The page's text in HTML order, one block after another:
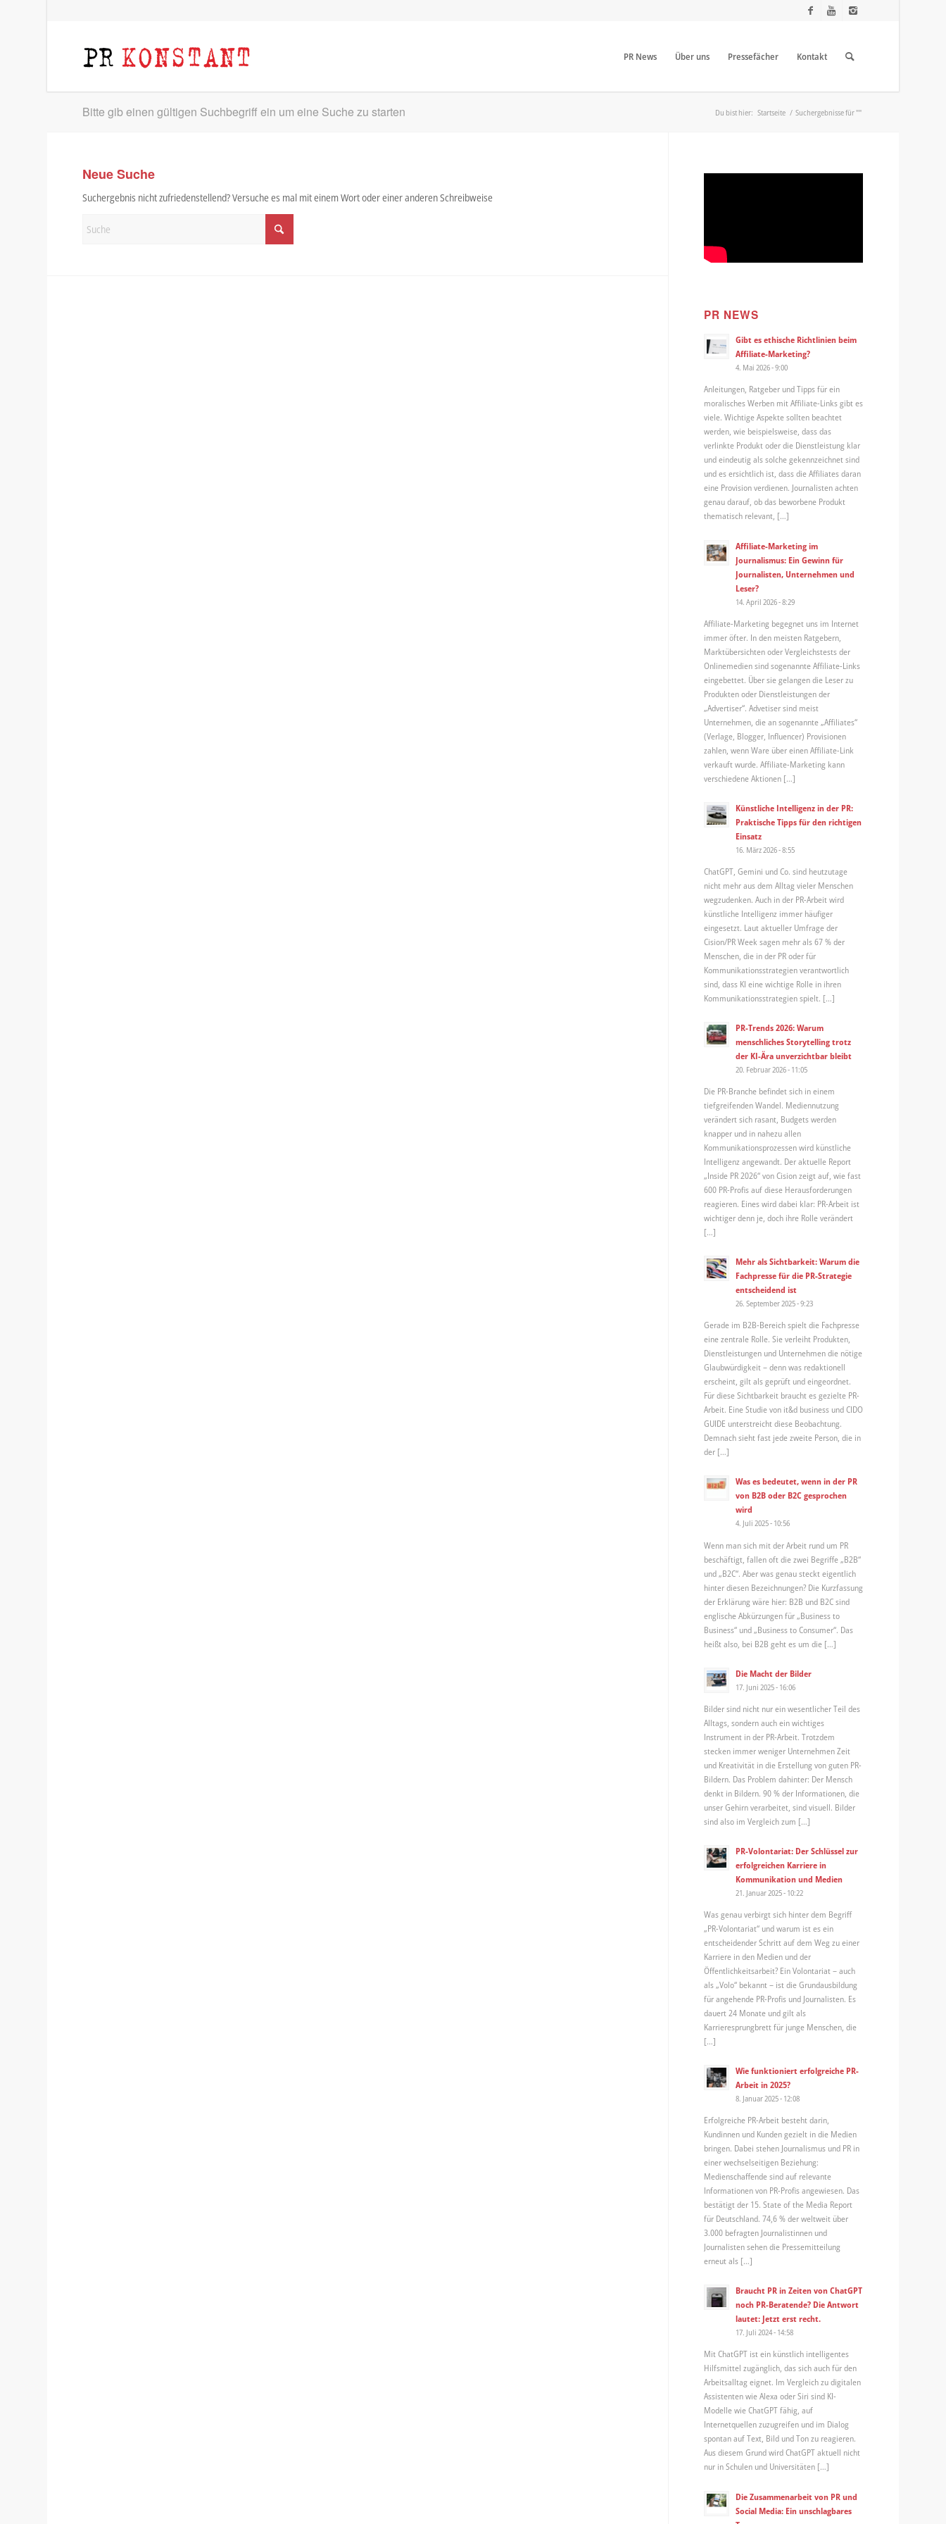
PR News Über uns Pressefächer Kontakt
Bitte gib einen gültigen Suchbegriff ein um eine Suche zu starten Du bist hier: Startseite / Suchergebnisse für ""
Neue Suche
Suchergebnis nicht zufriedenstellend? Versuche es mal mit einem Wort oder einer anderen Schreibweise
PR NEWS
Gibt es ethische Richtlinien beim
Affiliate-Marketing?
4. Mai 2026 - 9:00
Anleitungen, Ratgeber und Tipps für ein
moralisches Werben mit Affiliate-Links gibt es
viele. Wichtige Aspekte sollten beachtet
werden, wie beispielsweise, dass das
verlinkte Produkt oder die Dienstleistung klar
und eindeutig als solche gekennzeichnet sind
und es ersichtlich ist, dass die Affiliates daran
eine Provision verdienen. Journalisten achten
genau darauf, ob das beworbene Produkt
thematisch relevant, […]
Affiliate-Marketing im
Journalismus: Ein Gewinn für
Journalisten, Unternehmen und
Leser?
14. April 2026 - 8:29
Affiliate-Marketing begegnet uns im Internet
immer öfter. In den meisten Ratgebern,
Marktübersichten oder Vergleichstests der
Onlinemedien sind sogenannte Affiliate-Links
eingebettet. Über sie gelangen die Leser zu
Produkten oder Dienstleistungen der
„Advertiser“. Advetiser sind meist
Unternehmen, die an sogenannte „Affiliates“
(Verlage, Blogger, Influencer) Provisionen
zahlen, wenn Ware über einen Affiliate-Link
verkauft wurde. Affiliate-Marketing kann
verschiedene Aktionen […]
Künstliche Intelligenz in der PR:
Praktische Tipps für den richtigen
Einsatz
16. März 2026 - 8:55
ChatGPT, Gemini und Co. sind heutzutage
nicht mehr aus dem Alltag vieler Menschen
wegzudenken. Auch in der PR-Arbeit wird
künstliche Intelligenz immer häufiger
eingesetzt. Laut aktueller Umfrage der
Cision/PR Week sagen mehr als 67 % der
Menschen, die in der PR oder für
Kommunikationsstrategien verantwortlich
sind, dass KI eine wichtige Rolle in ihren
Kommunikationsstrategien spielt. […]
PR-Trends 2026: Warum
menschliches Storytelling trotz
der KI-Ära unverzichtbar bleibt
20. Februar 2026 - 11:05
Die PR-Branche befindet sich in einem
tiefgreifenden Wandel. Mediennutzung
verändert sich rasant, Budgets werden
knapper und in nahezu allen
Kommunikationsprozessen wird künstliche
Intelligenz angewandt. Der aktuelle Report
„Inside PR 2026“ von Cision zeigt auf, wie fast
600 PR-Profis auf diese Herausforderungen
reagieren. Eines wird dabei klar: PR-Arbeit ist
wichtiger denn je, doch ihre Rolle verändert
[…]
Mehr als Sichtbarkeit: Warum die
Fachpresse für die PR-Strategie
entscheidend ist
26. September 2025 - 9:23
Gerade im B2B-Bereich spielt die Fachpresse
eine zentrale Rolle. Sie verleiht Produkten,
Dienstleistungen und Unternehmen die nötige
Glaubwürdigkeit – denn was redaktionell
erscheint, gilt als geprüft und eingeordnet.
Für diese Sichtbarkeit braucht es gezielte PR-
Arbeit. Eine Studie von it&d business und CIDO
GUIDE unterstreicht diese Beobachtung.
Demnach sieht fast jede zweite Person, die in
der […]
Was es bedeutet, wenn in der PR
von B2B oder B2C gesprochen
wird
4. Juli 2025 - 10:56
Wenn man sich mit der Arbeit rund um PR
beschäftigt, fallen oft die zwei Begriffe „B2B“
und „B2C“. Aber was genau steckt eigentlich
hinter diesen Bezeichnungen? Die Kurzfassung
der Erklärung wäre hier: B2B und B2C sind
englische Abkürzungen für „Business to
Business“ und „Business to Consumer“. Das
heißt also, bei B2B geht es um die […]
Die Macht der Bilder
17. Juni 2025 - 16:06
Bilder sind nicht nur ein wesentlicher Teil des
Alltags, sondern auch ein wichtiges
Instrument in der PR-Arbeit. Trotzdem
stecken immer weniger Unternehmen Zeit
und Kreativität in die Erstellung von guten PR-
Bildern. Das Problem dahinter: Der Mensch
denkt in Bildern. 90 % der Informationen, die
unser Gehirn verarbeitet, sind visuell. Bilder
sind also im Vergleich zum […]
PR-Volontariat: Der Schlüssel zur
erfolgreichen Karriere in
Kommunikation und Medien
21. Januar 2025 - 10:22
Was genau verbirgt sich hinter dem Begriff
„PR-Volontariat“ und warum ist es ein
entscheidender Schritt auf dem Weg zu einer
Karriere in den Medien und der
Öffentlichkeitsarbeit? Ein Volontariat – auch
als „Volo“ bekannt – ist die Grundausbildung
für angehende PR-Profis und Journalisten. Es
dauert 24 Monate und gilt als
Karrieresprungbrett für junge Menschen, die
[…]
Wie funktioniert erfolgreiche PR-
Arbeit in 2025?
8. Januar 2025 - 12:08
Erfolgreiche PR-Arbeit besteht darin,
Kundinnen und Kunden gezielt in die Medien
bringen. Dabei stehen Journalismus und PR in
einer wechselseitigen Beziehung:
Medienschaffende sind auf relevante
Informationen von PR-Profis angewiesen. Das
bestätigt der 15. State of the Media Report
für Deutschland. 74,6 % der weltweit über
3.000 befragten Journalistinnen und
Journalisten sehen die Pressemitteilung
erneut als […]
Braucht PR in Zeiten von ChatGPT
noch PR-Beratende? Die Antwort
lautet: Jetzt erst recht.
17. Juli 2024 - 14:58
Mit ChatGPT ist ein künstlich intelligentes
Hilfsmittel zugänglich, das sich auch für den
Arbeitsalltag eignet. Im Vergleich zu digitalen
Assistenten wie Alexa oder Siri sind KI-
Modelle wie ChatGPT fähig, auf
Internetquellen zuzugreifen und im Dialog
spontan auf Text, Bild und Ton zu reagieren.
Aus diesem Grund wird ChatGPT aktuell nicht
nur in Schulen und Universitäten […]
Die Zusammenarbeit von PR und
Social Media: Ein unschlagbares